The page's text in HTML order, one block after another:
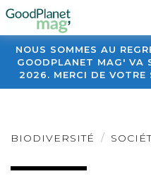
NOUS SOMMES AU
GOODPLANET MAG' VA
2026. MERCI DE VOTRE
BIODIVERSITÉ